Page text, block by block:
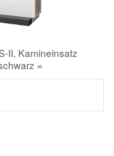
II, Kamineinsatz
=